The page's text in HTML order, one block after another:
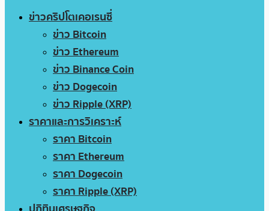
ข่าวคริปโตเคอเรนซี่
ข่าว Bitcoin
ข่าว Ethereum
ข่าว Binance Coin
ข่าว Dogecoin
ข่าว Ripple (XRP)
ราคาและการวิเคราะห์
ราคา Bitcoin
ราคา Ethereum
ราคา Dogecoin
ราคา Ripple (XRP)